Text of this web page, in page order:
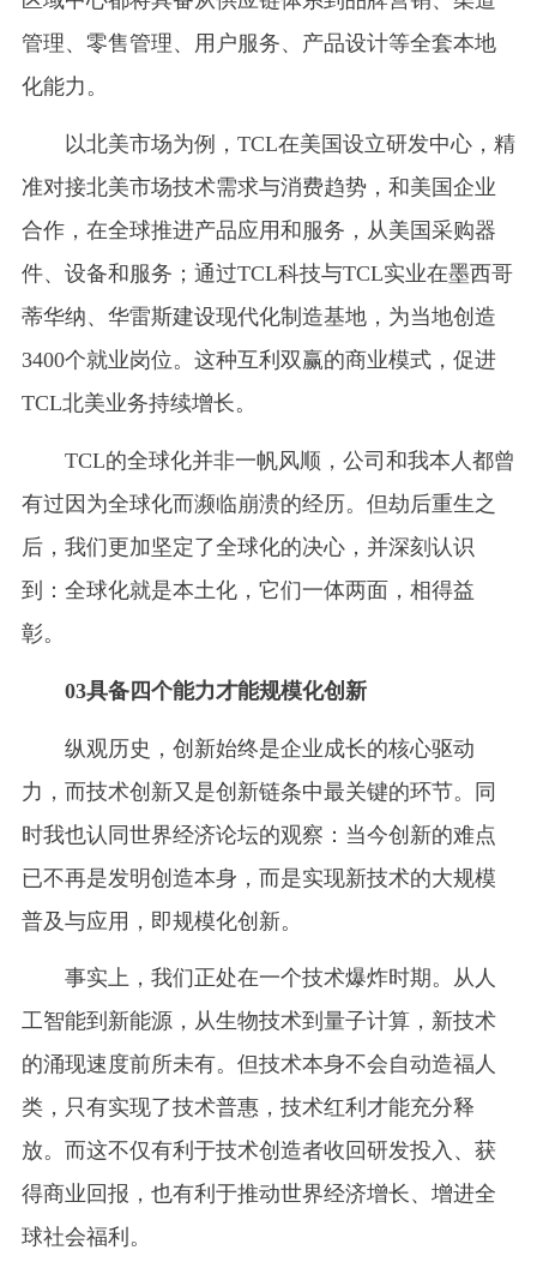
管理、零售管理、用户服务、产品设计等全套本地
化能力。
以北美市场为例，TCL在美国设立研发中心，精
准对接北美市场技术需求与消费趋势，和美国企业
合作，在全球推进产品应用和服务，从美国采购器
件、设备和服务；通过TCL科技与TCL实业在墨西哥
蒂华纳、华雷斯建设现代化制造基地，为当地创造
3400个就业岗位。这种互利双赢的商业模式，促进
TCL北美业务持续增长。
TCL的全球化并非一帆风顺，公司和我本人都曾
有过因为全球化而濒临崩溃的经历。但劫后重生之
后，我们更加坚定了全球化的决心，并深刻认识
到：全球化就是本土化，它们一体两面，相得益
彰。
03具备四个能力才能规模化创新
纵观历史，创新始终是企业成长的核心驱动
力，而技术创新又是创新链条中最关键的环节。同
时我也认同世界经济论坛的观察：当今创新的难点
已不再是发明创造本身，而是实现新技术的大规模
普及与应用，即规模化创新。
事实上，我们正处在一个技术爆炸时期。从人
工智能到新能源，从生物技术到量子计算，新技术
的涌现速度前所未有。但技术本身不会自动造福人
类，只有实现了技术普惠，技术红利才能充分释
放。而这不仅有利于技术创造者收回研发投入、获
得商业回报，也有利于推动世界经济增长、增进全
球社会福利。